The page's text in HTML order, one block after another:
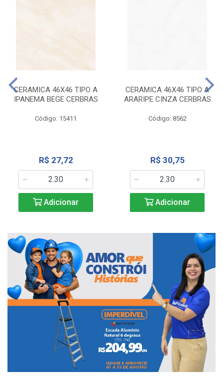
CERAMICA 46X46 TIPO A
IPANEMA BEGE CERBRAS
Código: 15411
R$ 27,72
Adicionar
CERAMICA 46X46 TIPO A
ARARIPE CINZA CERBRAS
Código: 8562
R$ 30,75
Adicionar